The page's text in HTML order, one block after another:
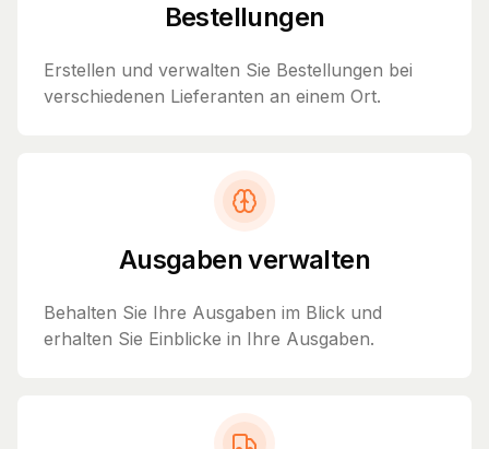
Bestellungen
Erstellen und verwalten Sie Bestellungen bei
verschiedenen Lieferanten an einem Ort.
Ausgaben verwalten
Behalten Sie Ihre Ausgaben im Blick und
erhalten Sie Einblicke in Ihre Ausgaben.